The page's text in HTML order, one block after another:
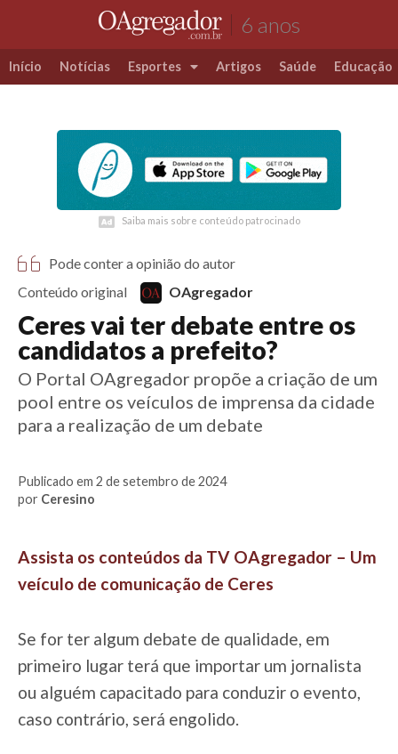
6 anos
Início Notícias Esportes Artigos Saúde Educação
Saiba mais sobre conteúdo patrocinado
Saiba mais sobre conteúdo patrocinado
Pode conter a opinião do autor
Conteúdo original
OAgregador
Ceres vai ter debate entre os
candidatos a prefeito?
O Portal OAgregador propõe a criação de um
pool entre os veículos de imprensa da cidade
para a realização de um debate
Publicado em 2 de setembro de 2024
por Ceresino
Assista os conteúdos da TV OAgregador – Um
veículo de comunicação de Ceres
Se for ter algum debate de qualidade, em
primeiro lugar terá que importar um jornalista
ou alguém capacitado para conduzir o evento,
caso contrário, será engolido.